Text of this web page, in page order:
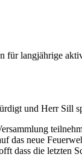
für langjährige
und Herr Sill
das neue
dass die